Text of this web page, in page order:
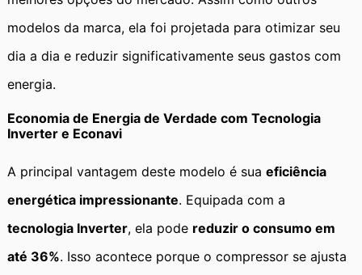
modelos da marca, ela foi projetada para otimizar seu
dia a dia e reduzir significativamente seus gastos com
energia.
Economia de Energia de Verdade com Tecnologia
Inverter e Econavi
A principal vantagem deste modelo é sua eficiência
energética impressionante. Equipada com a
tecnologia Inverter, ela pode reduzir o consumo em
até 36%. Isso acontece porque o compressor se ajusta